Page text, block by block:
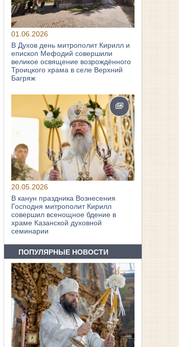
01.06.2026
В Духов день митрополит Кирилл и
епископ Мефодий совершили
великое освящение возрождённого
Троицкого храма в селе Верхний
Багряж
20.05.2026
В канун праздника Вознесения
Господня митрополит Кирилл
совершил всенощное бдение в
храме Казанской духовной
семинарии
ПОПУЛЯРНЫЕ НОВОСТИ